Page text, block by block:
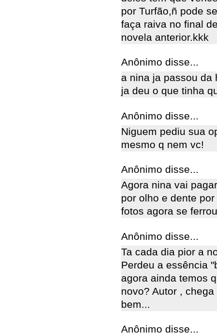
por Turfão,ñ pode
faça raiva no final
novela anterior.kkk
Anônimo disse...
a nina ja passou da
ja deu o que tinha
Anônimo disse...
Niguem pediu sua
mesmo q nem vc!
Anônimo disse...
Agora nina vai
por olho e dente
fotos agora se
Anônimo disse...
Ta cada dia pior a
Perdeu a essência
agora ainda temos
novo? Autor ,
bem...
Anônimo disse...